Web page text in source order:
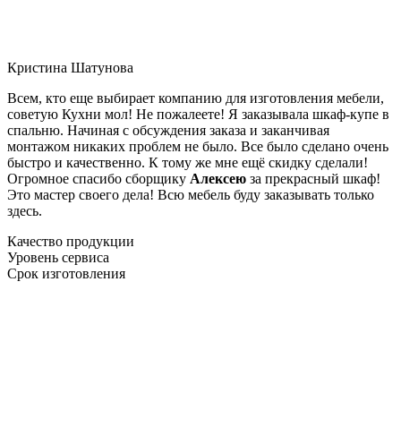
Кристина Шатунова
Всем, кто еще выбирает компанию для изготовления мебели,
советую Кухни мол! Не пожалеете! Я заказывала шкаф-купе в
спальню. Начиная с обсуждения заказа и заканчивая
монтажом никаких проблем не было. Все было сделано очень
быстро и качественно. К тому же мне ещё скидку сделали!
Огромное спасибо сборщику Алексею за прекрасный шкаф!
Это мастер своего дела! Всю мебель буду заказывать только
здесь.
Качество продукции
Уровень сервиса
Срок изготовления